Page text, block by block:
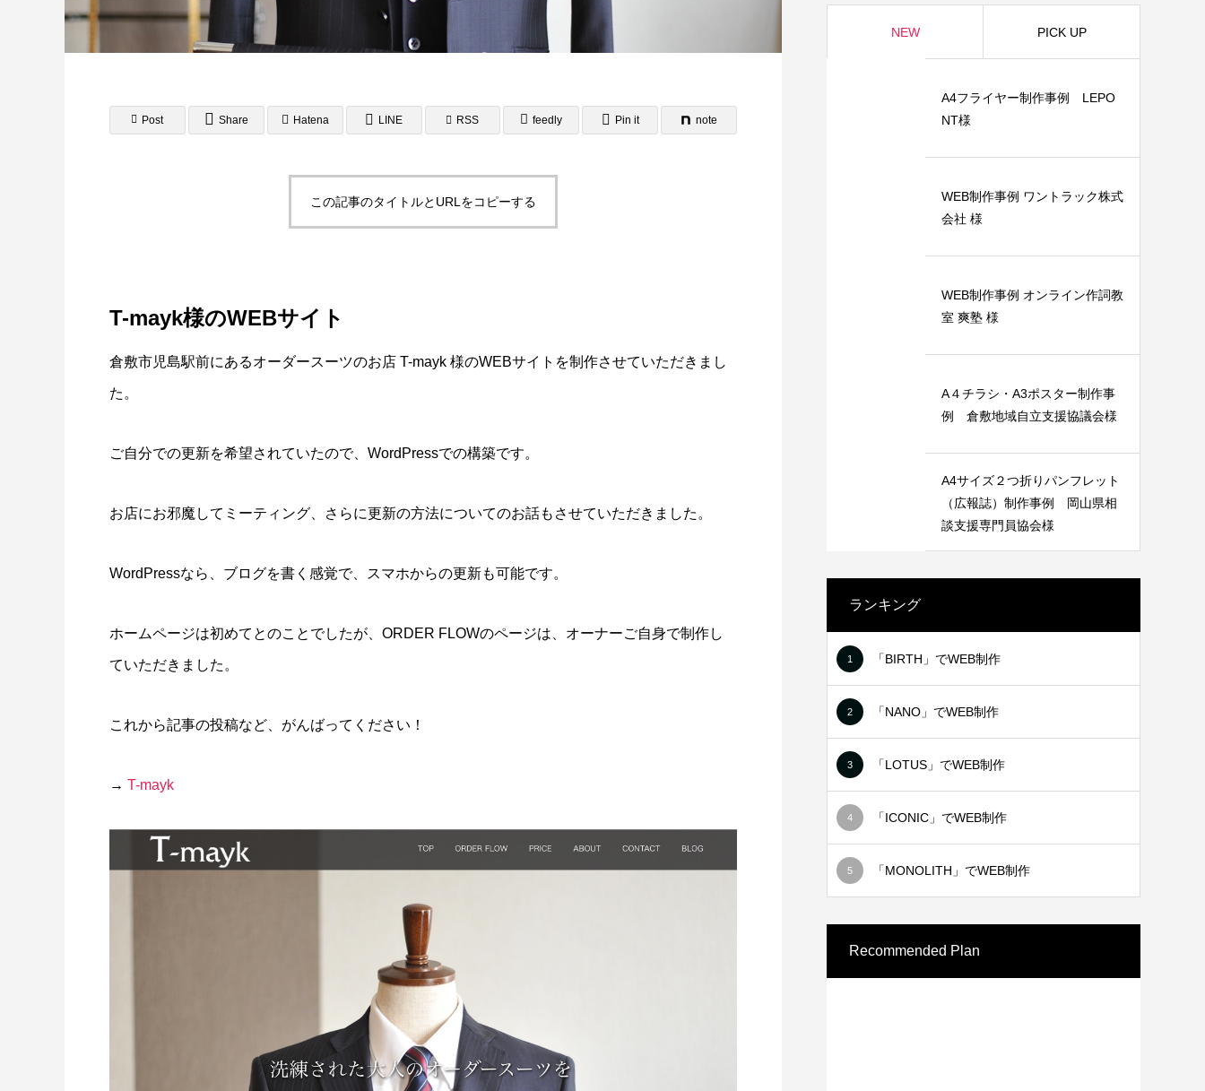
A4フライヤー制作事例 LEPONT様
やか様
ラック株式会社様
相談支援専門員協会様
LINEリッチメニュー制作事例 みちよ
ステッカー制作事例 BIVIO 様
2021.10.03
ロゴ制作事例 優栄ホーム 様 ロゴ制作事例 Exterior 萩 -shu- 様
Post Share Hatena LINE RSS feedly Pin it note
この記事のタイトルとURLをコピーする
T-mayk様のWEBサイト
倉敷市児島駅前にあるオーダースーツのお店 T-mayk 様のWEBサイトを制作させていただきまし
た。
ご自分での更新を希望されていたので、WordPressでの構築です。
お店にお邪魔してミーティング、さらに更新の方法についてのお話もさせていただきました。
WordPressなら、ブログを書く感覚で、スマホからの更新も可能です。
ホームページは初めてとのことでしたが、ORDER FLOWのページは、オーナーご自身で制作し
ていただきました。
これから記事の投稿など、がんばってください！
→ T-mayk
NEW PICK UP
A4フライヤー制作事例 LEPO
NT様
WEB制作事例 ワントラック株式
会社 様
WEB制作事例 オンライン作詞教
室 爽塾 様
A４チラシ・A3ポスター制作事
例 倉敷地域自立支援協議会様
A4サイズ２つ折りパンフレット
（広報誌）制作事例 岡山県相
談支援専門員協会様
ランキング
1 「BIRTH」でWEB制作
2 「NANO」でWEB制作
3 「LOTUS」でWEB制作
4 「ICONIC」でWEB制作
5 「MONOLITH」でWEB制作
Recommended Plan